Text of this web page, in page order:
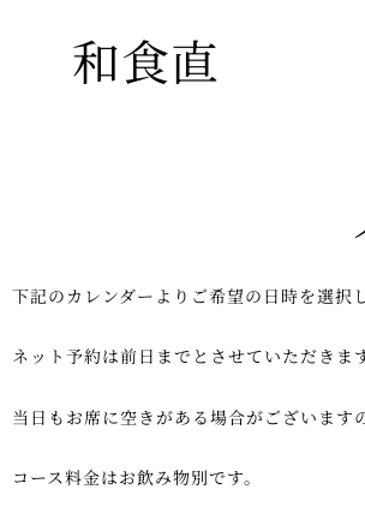
和食直
下記のカレンダーよりご希望の日時を選択
ネット予約は前日までとさせていただきます
当日もお席に空きがある場合がございます
コース料金はお飲み物別です。